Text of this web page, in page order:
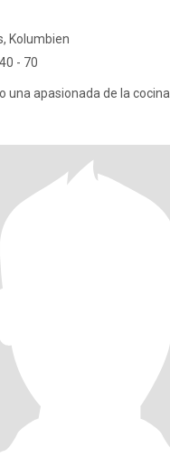
Kolumbien
- 70
una apasionada de la cocina